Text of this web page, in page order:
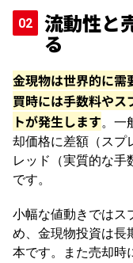
流動性と
る
金現物は世界的に需
買時には手数料やス
トが発生します。一
却価格に差額（スプ
レッド（実質的な手
です。
小幅な値動きではス
め、金現物投資は長
本です。また売却時